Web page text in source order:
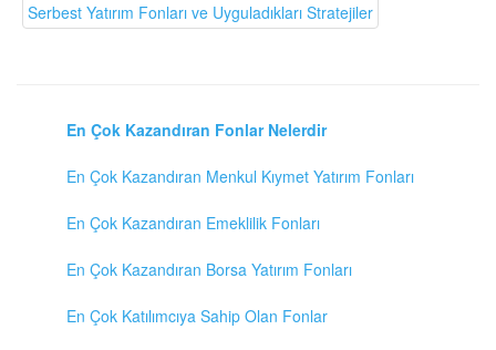
Serbest Yatırım Fonları ve Uyguladıkları Stratejiler
En Çok Kazandıran Fonlar Nelerdir
En Çok Kazandıran Menkul Kıymet Yatırım Fonları
En Çok Kazandıran Emeklilik Fonları
En Çok Kazandıran Borsa Yatırım Fonları
En Çok Katılımcıya Sahip Olan Fonlar